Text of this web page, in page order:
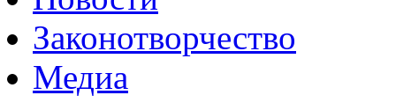
Законотворчество
Медиа